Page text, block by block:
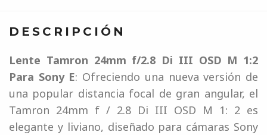
DESCRIPCIÓN
Lente Tamron 24mm f/2.8 Di III OSD M 1:2
Para Sony E: Ofreciendo una nueva versión de
una popular distancia focal de gran angular, el
Tamron 24mm f / 2.8 Di III OSD M 1: 2 es
elegante y liviano, diseñado para cámaras Sony